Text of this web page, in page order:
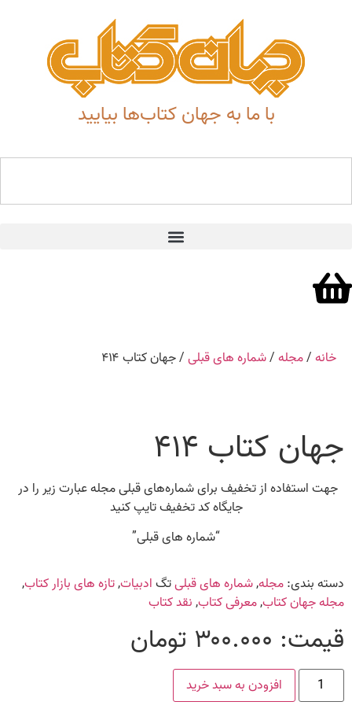
با ما به جهان کتاب‌ها بیایید
خانه/مجله/شماره های قبلی/ جهان کتاب ۴۱۴
جهان کتاب ۴۱۴
جایگاه کد تخفیف تایپ کنید
“شماره های قبلی”
دسته بندی:مجله,شماره های قبلیتگادبیات,تازه های بازار کتاب,
مجله جهان کتاب,معرفی کتاب,نقد کتاب
قیمت: ۳۰۰.۰۰۰ تومان
افزودن به سبد خرید